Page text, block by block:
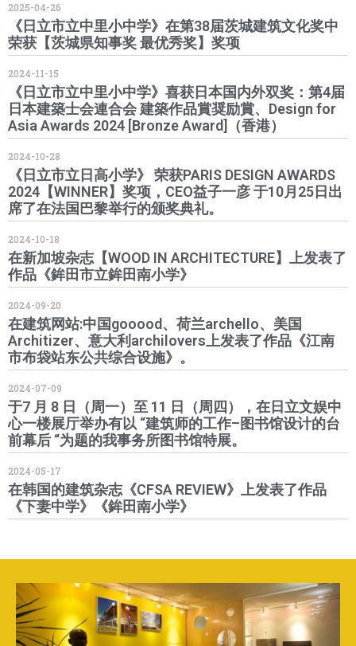
《日立市立中里小中学》在第38届茨城建筑文化奖中
荣获【茨城県知事奖 最优秀奖】奖项
2025-04-26
《日立市立中里小中学》喜获日本国内外双奖：第4届
日本建築士会連合会 建築作品賞奨励賞、Design for
Asia Awards 2024 [Bronze Award]（香港）
2024-11-15
《日立市立日高小学》 荣获PARIS DESIGN AWARDS
2024【WINNER】奖项，CEO益子一彦 于10月25日出
席了在法国巴黎举行的颁奖典礼。
2024-10-28
在新加坡杂志【WOOD IN ARCHITECTURE】上发表了
作品《鉾田市立鉾田南小学》
2024-10-18
在建筑网站:中国gooood、荷兰archello、美国
Architizer、意大利archilovers上发表了作品《江南
市布袋站东公共综合设施》。
2024-09-20
于7 月 8 日（周一）至 11 日（周四），在日立文娱中
心一楼展厅举办有以 “建筑师的工作–图书馆设计的台
前幕后 “为题的我事务所图书馆特展。
2024-07-09
在韩国的建筑杂志《CFSA REVIEW》上发表了作品
《下妻中学》《鉾田南小学》
2024-05-17